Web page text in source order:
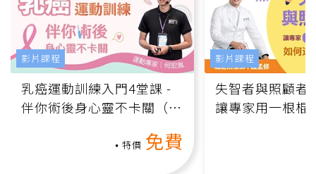
乳癌運動訓練入門4堂課 -
伴你術後身心靈不卡關（線
特價 免費
影片課程
失智者與照顧者
讓專家用一根棍
影片課程